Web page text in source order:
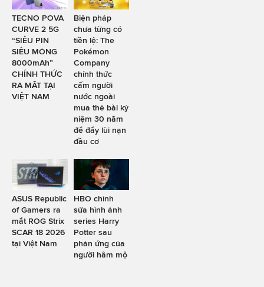
TECNO POVA
CURVE 2 5G
“SIÊU PIN
SIÊU MỎNG
8000mAh”
CHÍNH THỨC
RA MẮT TẠI
VIỆT NAM
Biện pháp
chưa từng có
tiền lệ: The
Pokémon
Company
chính thức
cấm người
nước ngoài
mua thẻ bài kỷ
niệm 30 năm
để đẩy lùi nạn
đầu cơ
ASUS Republic
of Gamers ra
mắt ROG Strix
SCAR 18 2026
tại Việt Nam
HBO chỉnh
sửa hình ảnh
series Harry
Potter sau
phản ứng của
người hâm mộ